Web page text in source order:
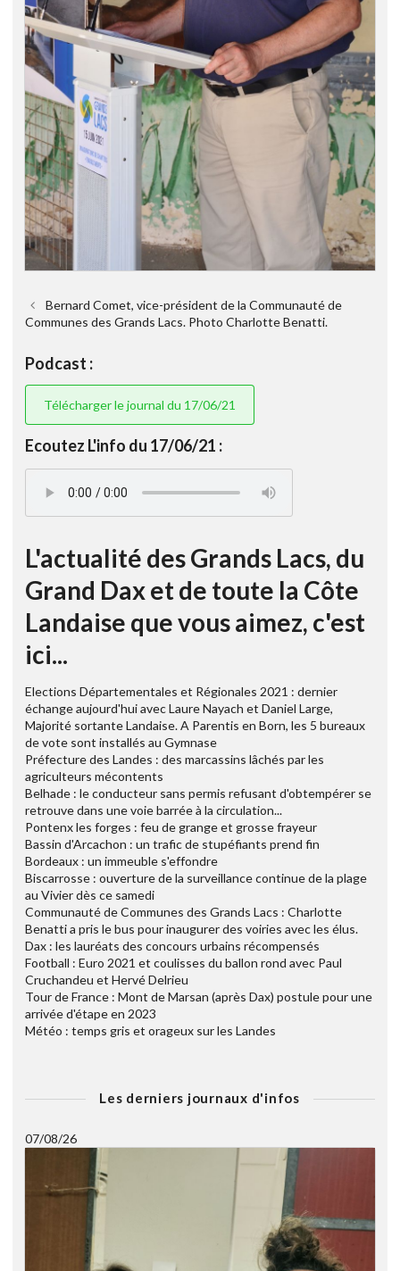
Bernard Comet, vice-président de la Communauté de
Communes des Grands Lacs. Photo Charlotte Benatti.
Podcast :
Télécharger le journal du 17/06/21
Ecoutez L'info du 17/06/21 :
L'actualité des Grands Lacs, du
Grand Dax et de toute la Côte
Landaise que vous aimez, c'est
ici...
Elections Départementales et Régionales 2021 : dernier
échange aujourd'hui avec Laure Nayach et Daniel Large,
Majorité sortante Landaise. A Parentis en Born, les 5 bureaux
de vote sont installés au Gymnase
Préfecture des Landes : des marcassins lâchés par les
agriculteurs mécontents
Belhade : le conducteur sans permis refusant d'obtempérer se
retrouve dans une voie barrée à la circulation...
Pontenx les forges : feu de grange et grosse frayeur
Bassin d'Arcachon : un trafic de stupéfiants prend fin
Bordeaux : un immeuble s'effondre
Biscarrosse : ouverture de la surveillance continue de la plage
au Vivier dès ce samedi
Communauté de Communes des Grands Lacs : Charlotte
Benatti a pris le bus pour inaugurer des voiries avec les élus.
Dax : les lauréats des concours urbains récompensés
Football : Euro 2021 et coulisses du ballon rond avec Paul
Cruchandeu et Hervé Delrieu
Tour de France : Mont de Marsan (après Dax) postule pour une
arrivée d'étape en 2023
Météo : temps gris et orageux sur les Landes
Les derniers journaux d'infos
07/08/26